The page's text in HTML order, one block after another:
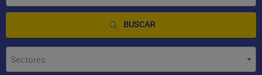
BUSCAR
Sectores